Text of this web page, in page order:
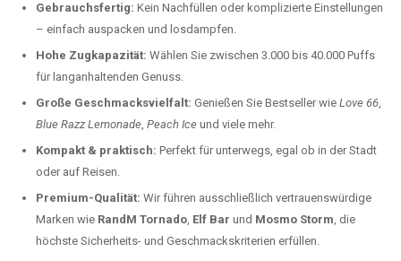
Gebrauchsfertig: Kein Nachfüllen oder komplizierte Einstellungen
– einfach auspacken und losdampfen.
Hohe Zugkapazität: Wählen Sie zwischen 3.000 bis 40.000 Puffs
für langanhaltenden Genuss.
Große Geschmacksvielfalt: Genießen Sie Bestseller wie Love 66,
Blue Razz Lemonade, Peach Ice und viele mehr.
Kompakt & praktisch: Perfekt für unterwegs, egal ob in der Stadt
oder auf Reisen.
Premium-Qualität: Wir führen ausschließlich vertrauenswürdige
Marken wie RandM Tornado, Elf Bar und Mosmo Storm, die
höchste Sicherheits- und Geschmackskriterien erfüllen.